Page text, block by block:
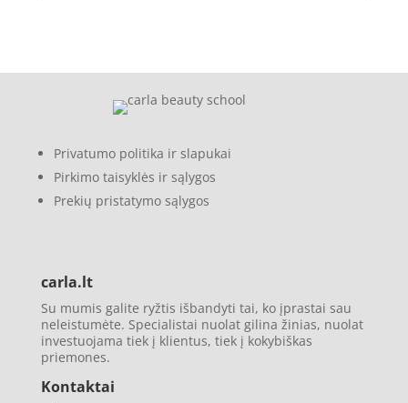
Privatumo politika ir slapukai
Pirkimo taisyklės ir sąlygos
Prekių pristatymo sąlygos
carla.lt
Su mumis galite ryžtis išbandyti tai, ko įprastai sau
neleistumėte. Specialistai nuolat gilina žinias, nuolat
investuojama tiek į klientus, tiek į kokybiškas
priemones.
Kontaktai